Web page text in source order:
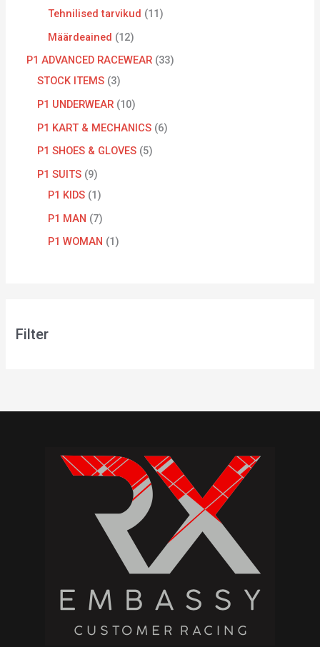
Tehnilised tarvikud
11
Määrdeained
12
P1 ADVANCED RACEWEAR 33
STOCK ITEMS 3
P1 UNDERWEAR 10
P1 KART & MECHANICS 6
P1 SHOES & GLOVES 5
P1 SUITS 9
P1 KIDS 1
P1 MAN
7
P1 WOMAN
1
Filter